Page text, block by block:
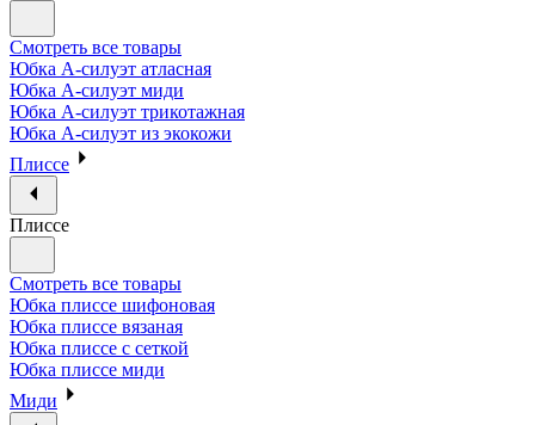
Смотреть все товары
Юбка А-силуэт атласная
Юбка А-силуэт миди
Юбка А-силуэт трикотажная
Юбка А-силуэт из экокожи
Плиссе
Плиссе
Смотреть все товары
Юбка плиссе шифоновая
Юбка плиссе вязаная
Юбка плиссе с сеткой
Юбка плиссе миди
Миди